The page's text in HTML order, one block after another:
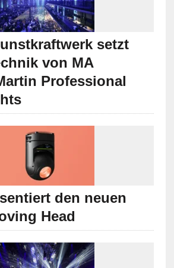
setzt
von MA
Professional
den neuen
Head